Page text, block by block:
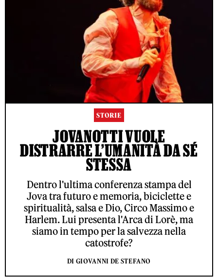
STORIE
JOVANOTTI VUOLE
DISTRARRE L’UMANITÀ DA SÉ
STESSA
Dentro l'ultima conferenza stampa del
Jova tra futuro e memoria, biciclette e
spiritualità, salsa e Dio, Circo Massimo e
Harlem. Lui presenta l'Arca di Lorè, ma
siamo in tempo per la salvezza nella
catostrofe?
DI GIOVANNI DE STEFANO